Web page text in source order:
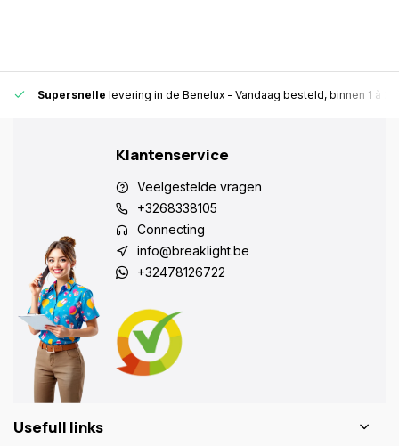
Supersnelle levering in de Benelux - Vandaag besteld, binnen 1 à 2
Klantenservice
Veelgestelde vragen
+3268338105
Connecting
info@breaklight.be
+32478126722
Usefull links